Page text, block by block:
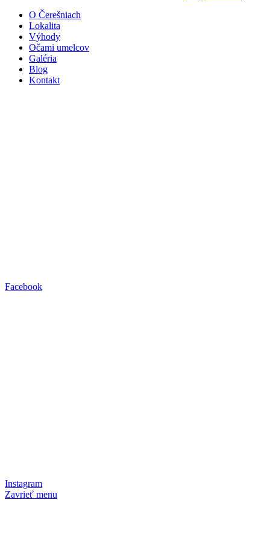
O Čerešniach
Lokalita
Výhody
Očami umelcov
Galéria
Blog
Kontakt
Facebook
Instagram
Zavrieť menu